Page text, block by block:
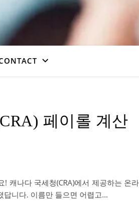
페이롤 계산
캐나다 국세청(CRA)에서 제공하는 온라
답니다. 이름만 들으면 어렵고…